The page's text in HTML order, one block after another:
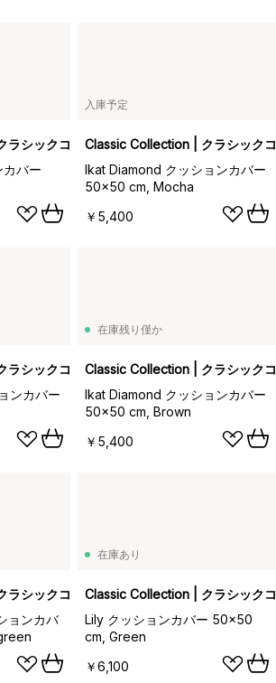
シックコレクション
バー
入庫予定
Classic Collection | クラシック
Ikat Diamond クッションカバー
50x50 cm, Mocha
￥5,400
シックコレクション
ンカバー
在庫残り僅か
Classic Collection | クラシック
Ikat Diamond クッションカバー
50x50 cm, Brown
￥5,400
シックコレクション
ョンカバ
在庫あり
Classic Collection | クラシック
Lily クッションカバー 50x50
cm, Green
￥6,100